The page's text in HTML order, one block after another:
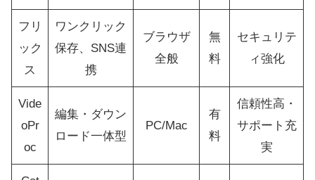
フリ
ック
ス
ワンクリック
保存、SNS連
携
ブラウザ
全般
無
料
セキュリテ
ィ強化
Vide
oPr
oc
編集・ダウン
ロード一体型
PC/Mac
有
料
信頼性高・
サポート充
実